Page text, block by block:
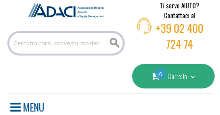
Ti serve AIUTO?
Contattaci al
+39 02 400
724 74
0 Carrello
MENU